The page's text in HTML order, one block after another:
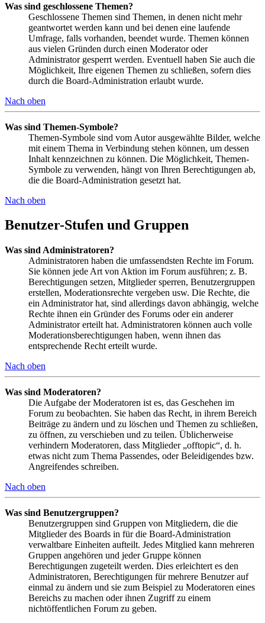
Was sind geschlossene Themen?
Geschlossene Themen sind Themen, in denen nicht mehr
geantwortet werden kann und bei denen eine laufende
Umfrage, falls vorhanden, beendet wurde. Themen können
aus vielen Gründen durch einen Moderator oder
Administrator gesperrt werden. Eventuell haben Sie auch die
Möglichkeit, Ihre eigenen Themen zu schließen, sofern dies
durch die Board-Administration erlaubt wurde.
Nach oben
Was sind Themen-Symbole?
Themen-Symbole sind vom Autor ausgewählte Bilder, welche
mit einem Thema in Verbindung stehen können, um dessen
Inhalt kennzeichnen zu können. Die Möglichkeit, Themen-
Symbole zu verwenden, hängt von Ihren Berechtigungen ab,
die die Board-Administration gesetzt hat.
Nach oben
Benutzer-Stufen und Gruppen
Was sind Administratoren?
Administratoren haben die umfassendsten Rechte im Forum.
Sie können jede Art von Aktion im Forum ausführen; z. B.
Berechtigungen setzen, Mitglieder sperren, Benutzergruppen
erstellen, Moderationsrechte vergeben usw. Die Rechte, die
ein Administrator hat, sind allerdings davon abhängig, welche
Rechte ihnen ein Gründer des Forums oder ein anderer
Administrator erteilt hat. Administratoren können auch volle
Moderationsberechtigungen haben, wenn ihnen das
entsprechende Recht erteilt wurde.
Nach oben
Was sind Moderatoren?
Die Aufgabe der Moderatoren ist es, das Geschehen im
Forum zu beobachten. Sie haben das Recht, in ihrem Bereich
Beiträge zu ändern und zu löschen und Themen zu schließen,
zu öffnen, zu verschieben und zu teilen. Üblicherweise
verhindern Moderatoren, dass Mitglieder „offtopic“, d. h.
etwas nicht zum Thema Passendes, oder Beleidigendes bzw.
Angreifendes schreiben.
Nach oben
Was sind Benutzergruppen?
Benutzergruppen sind Gruppen von Mitgliedern, die die
Mitglieder des Boards in für die Board-Administration
verwaltbare Einheiten aufteilt. Jedes Mitglied kann mehreren
Gruppen angehören und jeder Gruppe können
Berechtigungen zugeteilt werden. Dies erleichtert es den
Administratoren, Berechtigungen für mehrere Benutzer auf
einmal zu ändern und sie zum Beispiel zu Moderatoren eines
Bereichs zu machen oder ihnen Zugriff zu einem
nichtöffentlichen Forum zu geben.